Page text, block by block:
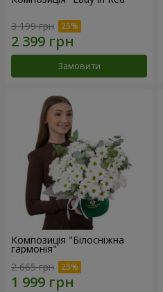
3 199 грн
Замовити
Композиція "Білосніжна
гармонія"
2 665 грн